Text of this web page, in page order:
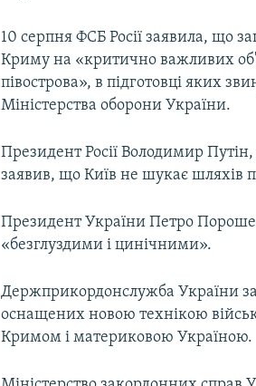
10 серпня ФСБ Росії заявила, що
Криму на «критично важливих
півострова», в підготовці яких
Міністерства оборони України.
Президент Росії Володимир
заявив, що Київ не шукає шляхів
Президент України Петро
«безглуздими і цинічними».
Держприкордонслужба України
оснащених новою технікою
Кримом і материковою Україною.